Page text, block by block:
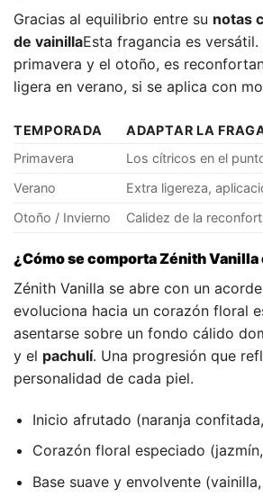
Gracias al equilibrio entre su notas
de vainillaEsta fragancia es
primavera y el otoño, es
ligera en verano, si se aplica con
TEMPORADA
ADAPTAR LA
Primavera
Los cítricos en el
Verano
Extra ligereza,
Otoño / Invierno
Calidez de la
¿Cómo se comporta Zénith Vanilla
Zénith Vanilla se abre con un
evoluciona hacia un corazón floral
asentarse sobre un fondo cálido
y el pachulí. Una progresión que
personalidad de cada piel.
Inicio afrutado (naranja
Corazón floral especiado
Base suave y envolvente